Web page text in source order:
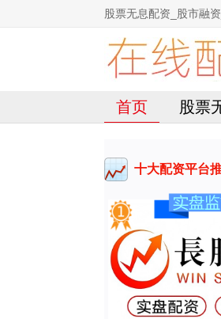
股票无息配资_股市融
首页 股票
十大配资平台